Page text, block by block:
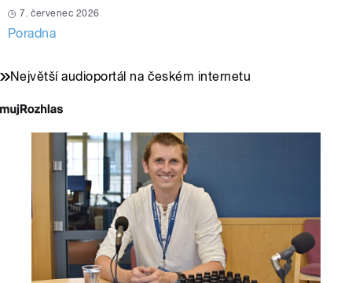
7. červenec 2026
Poradna
Největší audioportál na českém internetu